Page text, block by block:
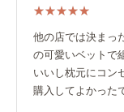
他の店では決まっ
の可愛いベットで
いいし枕元にコン
購入してよかった